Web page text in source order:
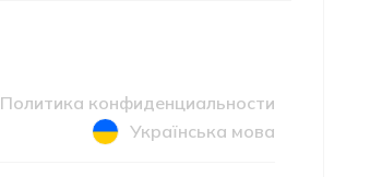
Политика конфиденциальности
Українська мова